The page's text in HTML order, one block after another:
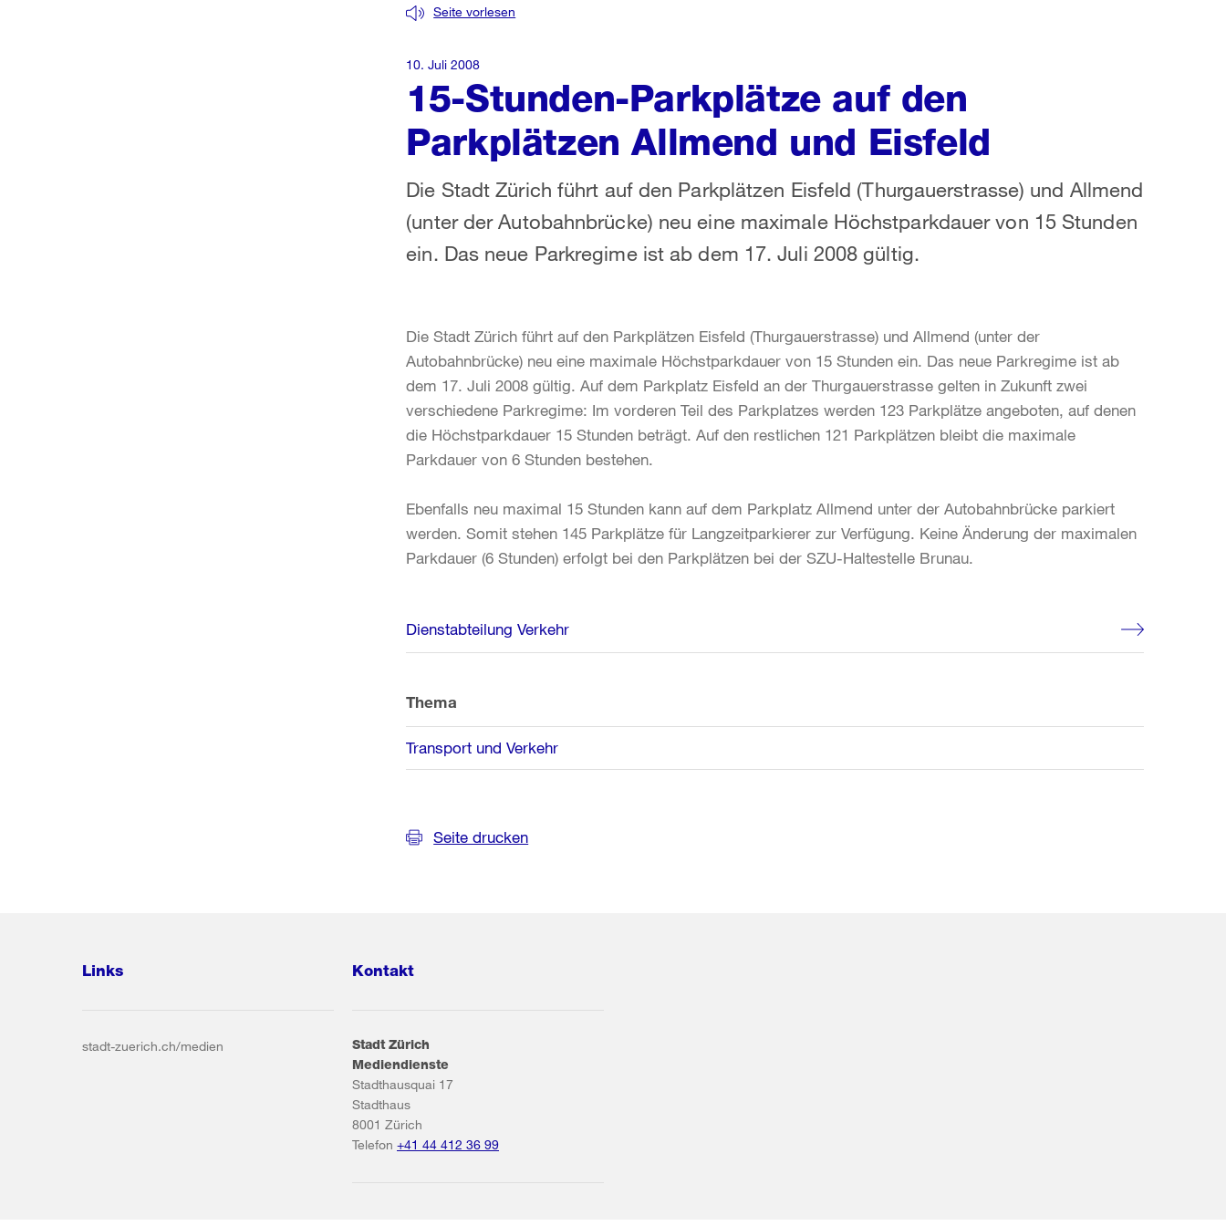
15-Stunden-Parkplätze auf den
Parkplätzen Allmend und Eisfeld
Seite vorlesen
Die Stadt Zürich führt auf den Parkplätzen Eisfeld (Thurgauerstrasse) und Allmend
(unter der Autobahnbrücke) neu eine maximale Höchstparkdauer von 15 Stunden
ein. Das neue Parkregime ist ab dem 17. Juli 2008 gültig.
10. Juli 2008
Die Stadt Zürich führt auf den Parkplätzen Eisfeld (Thurgauerstrasse) und Allmend (unter der
Autobahnbrücke) neu eine maximale Höchstparkdauer von 15 Stunden ein. Das neue Parkregime ist ab
dem 17. Juli 2008 gültig. Auf dem Parkplatz Eisfeld an der Thurgauerstrasse gelten in Zukunft zwei
verschiedene Parkregime: Im vorderen Teil des Parkplatzes werden 123 Parkplätze angeboten, auf denen
die Höchstparkdauer 15 Stunden beträgt. Auf den restlichen 121 Parkplätzen bleibt die maximale
Parkdauer von 6 Stunden bestehen.
Ebenfalls neu maximal 15 Stunden kann auf dem Parkplatz Allmend unter der Autobahnbrücke parkiert
werden. Somit stehen 145 Parkplätze für Langzeitparkierer zur Verfügung. Keine Änderung der maximalen
Parkdauer (6 Stunden) erfolgt bei den Parkplätzen bei der SZU-Haltestelle Brunau.
Weitere
Informationen
Dienstabteilung Verkehr
Thema
Transport und Verkehr
Seite drucken
Links
stadt-zuerich.ch/medien
Kontakt
Stadt Zürich
Mediendienste
Stadthausquai 17
Stadthaus
8001 Zürich
Telefon +41 44 412 36 99